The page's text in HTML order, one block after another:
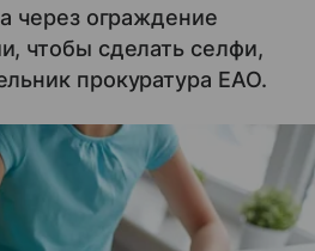
через ограждение
чтобы сделать селфи,
прокуратура ЕАО.